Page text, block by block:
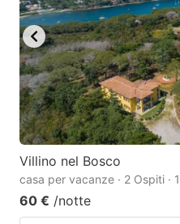
key
to
get
the
keyboard
shortcuts
for
changing
dates.
Villino nel Bosco
casa per vacanze · 2 Ospiti ·
60 € /notte